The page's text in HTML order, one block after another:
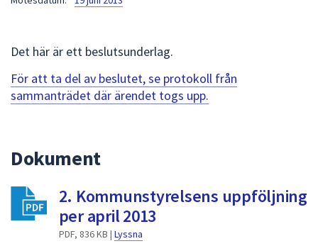
för
att
navigera
för
Det här är ett beslutsunderlag.
För att ta del av beslutet, se protokoll från
sammanträdet där ärendet togs upp.
Dokument
2. Kommunstyrelsens uppföljning
per april 2013
PDF, 836 KB | Lyssna